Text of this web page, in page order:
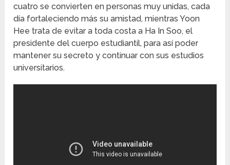
cuatro se convierten en personas muy unidas, cada
día fortaleciendo más su amistad, mientras Yoon
Hee trata de evitar a toda costa a Ha In Soo, el
presidente del cuerpo estudiantil, para así poder
mantener su secreto y continuar con sus estudios
universitarios.